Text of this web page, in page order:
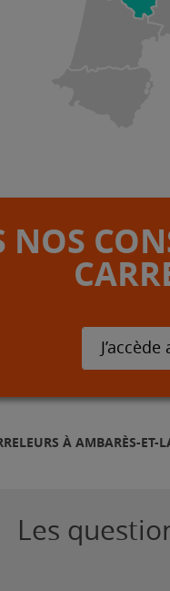
NOS
À AMBARÈS-ET-
Les